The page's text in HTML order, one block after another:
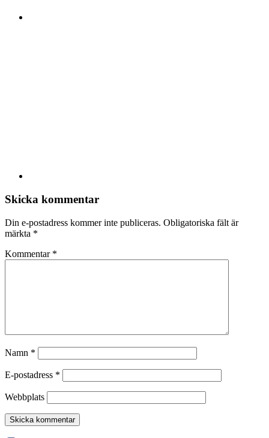
Skicka kommentar
Din e-postadress kommer inte publiceras. Obligatoriska fält är
märkta *
Kommentar *
Namn *
E-postadress *
Webbplats